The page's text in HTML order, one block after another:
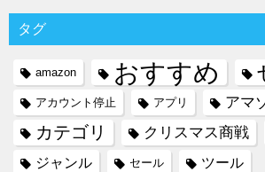
タグ
amazon おすすめ
アカウント停止 アプリ アマ
カテゴリ クリスマス商戦
ジャンル セール ツール